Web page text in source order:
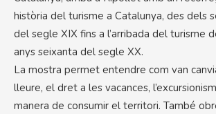
història del turisme a Catalunya, des dels
del segle XIX fins a l’arribada del turisme
anys seixanta del segle XX.
La mostra permet entendre com van
lleure, el dret a les vacances,
manera de consumir el territori. També